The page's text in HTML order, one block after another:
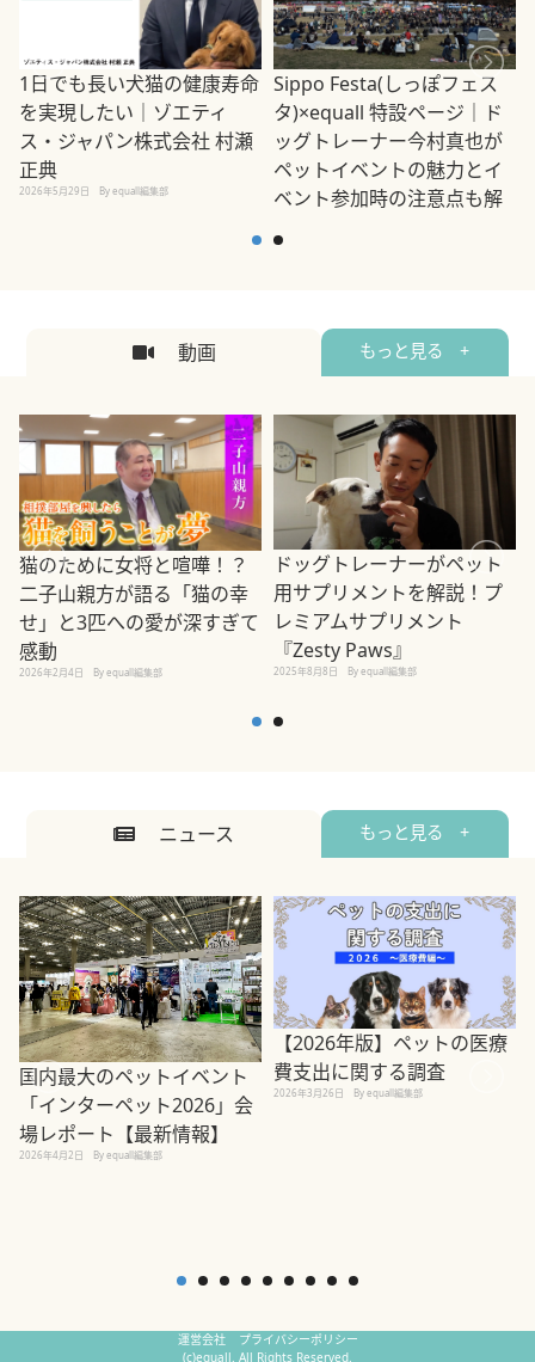
1日でも長い犬猫の健康寿命
を実現したい｜ゾエティ
ス・ジャパン株式会社 村瀬
正典
2026年5月29日 By equall編集部
Sippo Festa(しっぽフェス
タ)×equall 特設ページ｜ド
ッグトレーナー今村真也が
ペットイベントの魅力とイ
ベント参加時の注意点も解
2026年5月12日
動画 もっと見る +
猫のために女将と喧嘩！？
二子山親方が語る「猫の幸
せ」と3匹への愛が深すぎて
感動
2026年2月4日 By equall編集部
ドッグトレーナーがペット
用サプリメントを解説！プ
レミアムサプリメント
『Zesty Paws』
2025年8月8日 By equall編集部
ニュース もっと見る +
国内最大のペットイベント
「インターペット2026」会
場レポート【最新情報】
2026年4月2日 By equall編集部
【2026年版】ペットの医療
費支出に関する調査
2026年3月26日 By equall編集部
運営会社
プライバシーポリシー
(c)equall. All Rights Reserved.